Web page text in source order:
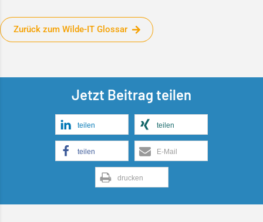
Zurück zum Wilde-IT Glossar
Jetzt Beitrag teilen
teilen teilen
teilen E-Mail
drucken